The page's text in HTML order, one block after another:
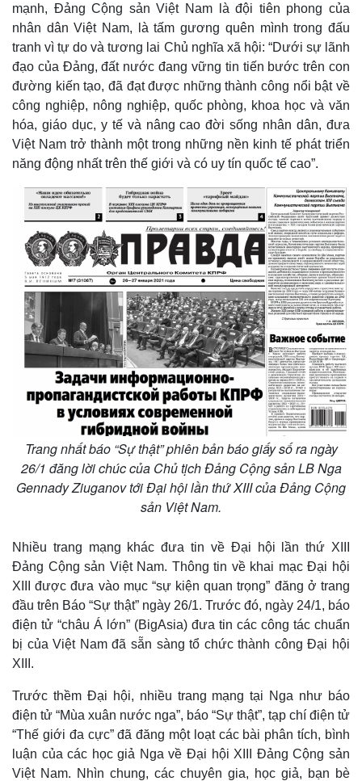
Thế giới
Quan sát
Cuộc sống đó đây
Multimedia
Video
Ảnh
Infographic
mạnh, Đảng Cộng sản Việt Nam là đội tiên phong của
nhân dân Việt Nam, là tấm gương quên mình trong đấu
tranh vì tự do và tương lai Chủ nghĩa xã hội: “Dưới sự lãnh
đạo của Đảng, đất nước đang vững tin tiến bước trên con
đường kiến ​​tạo, đã đạt được những thành công nổi bật về
công nghiệp, nông nghiệp, quốc phòng, khoa học và văn
hóa, giáo dục, y tế và nâng cao đời sống nhân dân, đưa
Việt Nam trở thành một trong những nền kinh tế phát triển
năng động nhất trên thế giới và có uy tín quốc tế cao”.
Trang nhất báo “Sự thật” phiên bản báo giấy số ra ngày
26/1 đăng lời chúc của Chủ tịch Đảng Cộng sản LB Nga
Gennady Ziuganov tới Đại hội lần thứ XIII của Đảng Cộng
sản Việt Nam.
Nhiều trang mạng khác đưa tin về Đại hội lần thứ XIII
Đảng Cộng sản Việt Nam. Thông tin về khai mạc Đại hội
XIII được đưa vào mục “sự kiện quan trọng” đăng ở trang
đầu trên Báo “Sự thật” ngày 26/1. Trước đó, ngày 24/1, báo
điện tử “châu Á lớn” (BigAsia) đưa tin các công tác chuẩn
bị của Việt Nam đã sẵn sàng tổ chức thành công Đại hội
XIII.
Trước thềm Đại hội, nhiều trang mạng tại Nga như báo
điện tử “Mùa xuân nước nga”, báo “Sự thật”, tạp chí điện tử
“Thế giới đa cực” đã đăng một loạt các bài phân tích, bình
luận của các học giả Nga về Đại hội XIII Đảng Cộng sản
Việt Nam. Nhìn chung, các chuyên gia, học giả, bạn bè